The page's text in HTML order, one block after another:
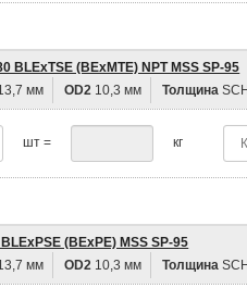
BLEхTSE (BEхMTE) NPT MSS SP-95
мм OD2 10,3 мм Толщина
шт = кг
(BEхPE) MSS SP-95
мм OD2 10,3 мм Толщина